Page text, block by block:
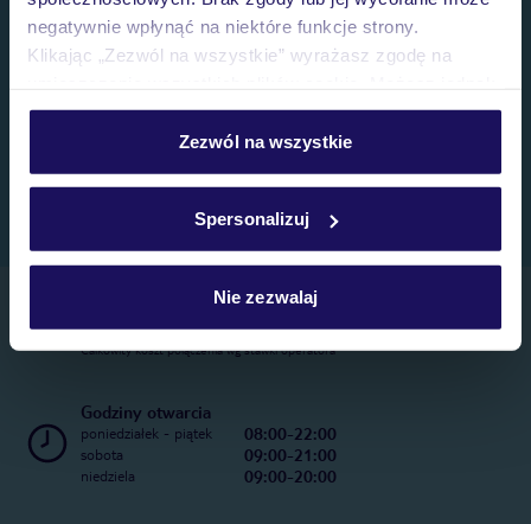
negatywnie wpłynąć na niektóre funkcje strony.
Klikając „Zezwól na wszystkie” wyrażasz zgodę na
personalizować swój wybór wchodząc w zakładkę
Szczegółowe informacje o plikach cookie znajdziesz
Zezwól na wszystkie
Spersonalizuj
Nie zezwalaj
Telefoniczne Centrum Rezerwacji
22 270 31 20
Całkowity koszt połączenia wg stawki operatora
Godziny otwarcia
poniedziałek - piątek 08:00-22:00
sobota 09:00-21:00
niedziela 09:00-20:00